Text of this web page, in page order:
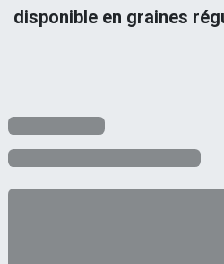
disponible en graines